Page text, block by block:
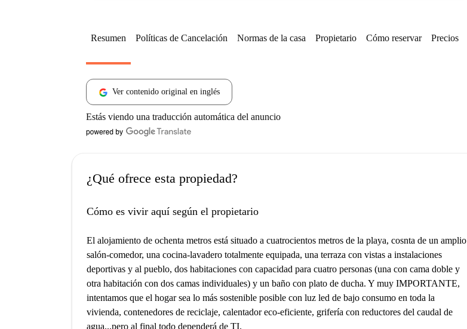
Resumen Políticas de Cancelación Normas de la casa Propietario Cómo reservar Precios
Ver contenido original en inglés
Estás viendo una traducción automática del anuncio
¿Qué ofrece esta propiedad?
Cómo es vivir aquí según el propietario
El alojamiento de ochenta metros está situado a cuatrocientos metros de la playa, cosnta de un amplio
salón-comedor, una cocina-lavadero totalmente equipada, una terraza con vistas a instalaciones
deportivas y al pueblo, dos habitaciones con capacidad para cuatro personas (una con cama doble y
otra habitación con dos camas individuales) y un baño con plato de ducha. Y muy IMPORTANTE,
intentamos que el hogar sea lo más sostenible posible con luz led de bajo consumo en toda la
vivienda, contenedores de reciclaje, calentador eco-eficiente, grifería con reductores del caudal de
agua...pero al final todo dependerá de TI.